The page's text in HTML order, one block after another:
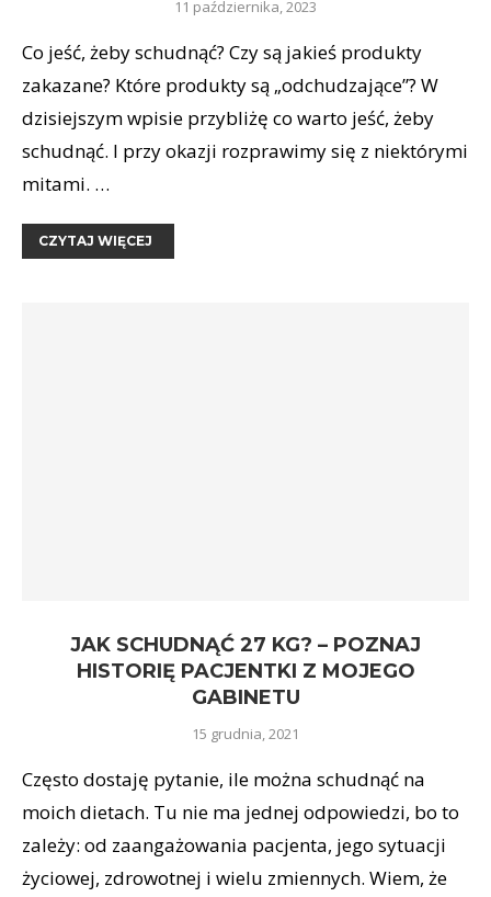
11 października, 2023
Co jeść, żeby schudnąć? Czy są jakieś produkty
zakazane? Które produkty są „odchudzające”? W
dzisiejszym wpisie przybliżę co warto jeść, żeby
schudnąć. I przy okazji rozprawimy się z niektórymi
mitami. …
CZYTAJ WIĘCEJ
JAK SCHUDNĄĆ 27 KG? – POZNAJ
HISTORIĘ PACJENTKI Z MOJEGO
GABINETU
15 grudnia, 2021
Często dostaję pytanie, ile można schudnąć na
moich dietach. Tu nie ma jednej odpowiedzi, bo to
zależy: od zaangażowania pacjenta, jego sytuacji
życiowej, zdrowotnej i wielu zmiennych. Wiem, że